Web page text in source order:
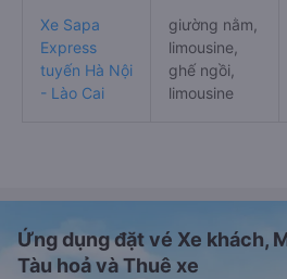
Xe Sapa
Express
tuyến Hà Nội
- Lào Cai
giường nằm,
limousine,
ghế ngồi,
limousine
Ứng dụng đặt vé Xe khách,
Tàu hoả và Thuê xe